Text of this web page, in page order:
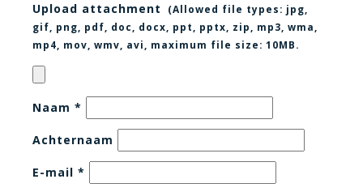
Upload attachment (Allowed file types: jpg,
gif, png, pdf, doc, docx, ppt, pptx, zip, mp3, wma,
mp4, mov, wmv, avi
, maximum file size: 10MB.
Naam *
Achternaam
E-mail *